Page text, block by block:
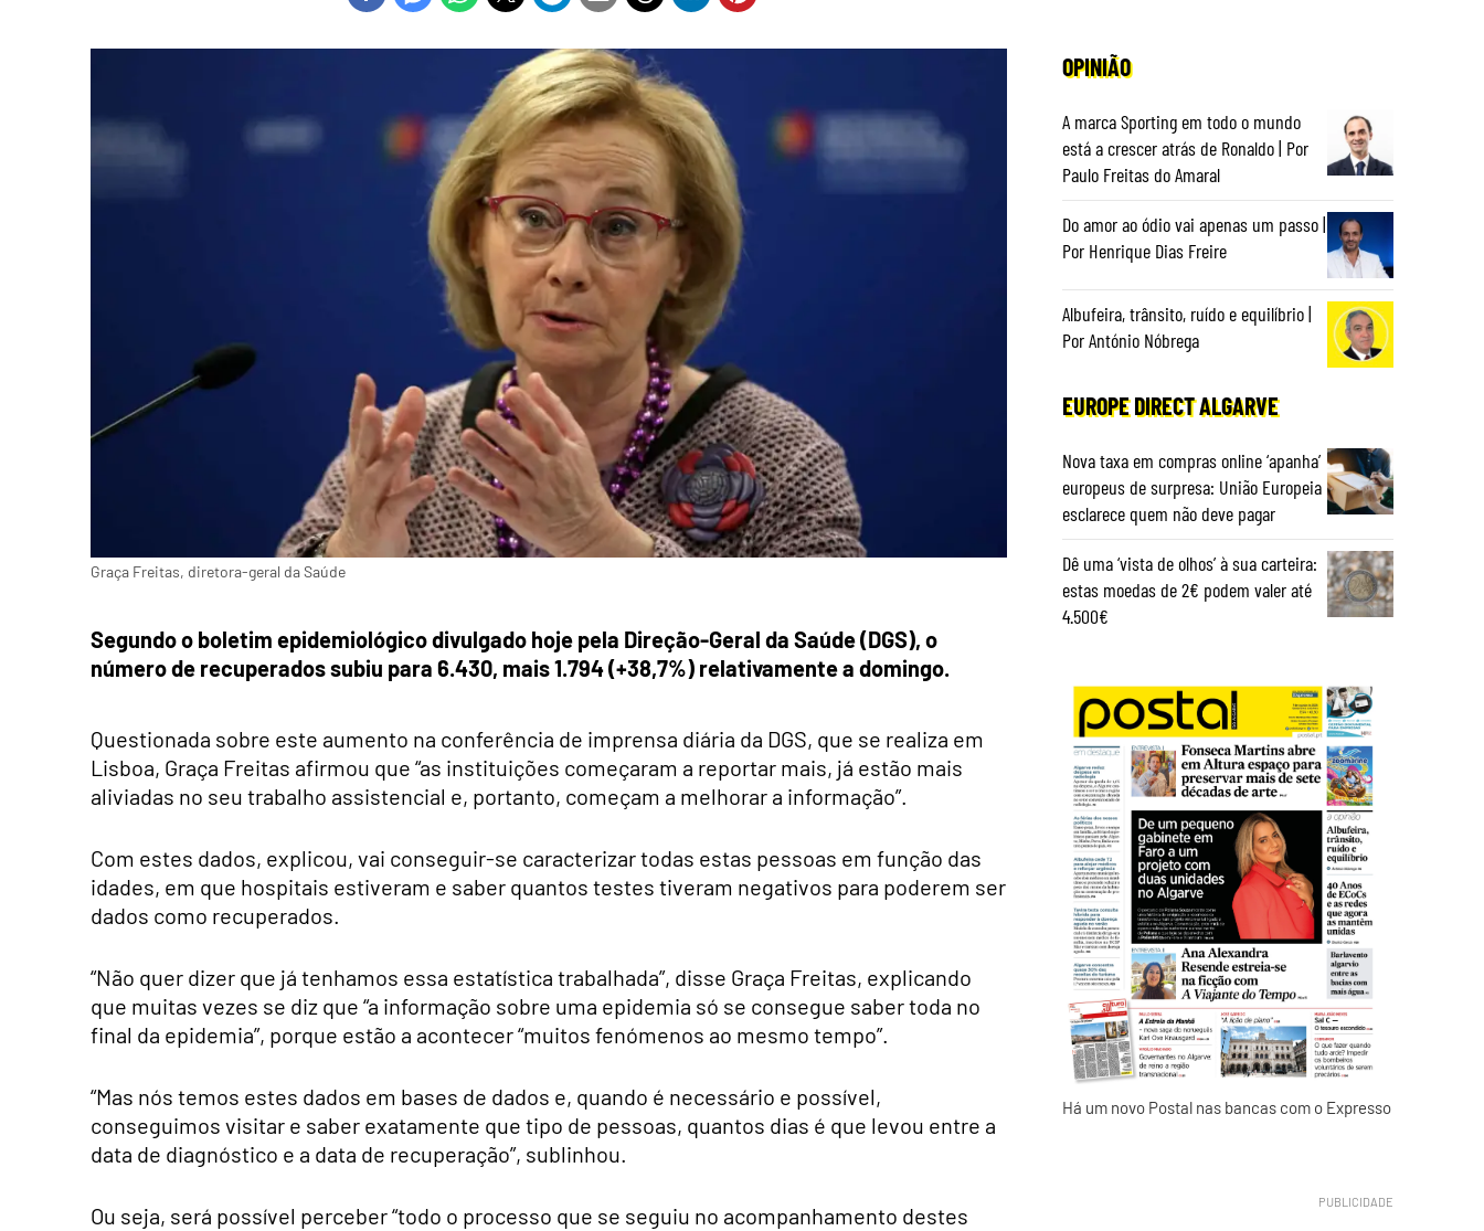
Graça Freitas, diretora-geral da Saúde
Segundo o boletim epidemiológico divulgado hoje pela Direção-Geral da Saúde (DGS), o
número de recuperados subiu para 6.430, mais 1.794 (+38,7%) relativamente a domingo.
Questionada sobre este aumento na conferência de imprensa diária da DGS, que se realiza em
Lisboa, Graça Freitas afirmou que “as instituições começaram a reportar mais, já estão mais
aliviadas no seu trabalho assistencial e, portanto, começam a melhorar a informação”.
Com estes dados, explicou, vai conseguir-se caracterizar todas estas pessoas em função das
idades, em que hospitais estiveram e saber quantos testes tiveram negativos para poderem ser
dados como recuperados.
“Não quer dizer que já tenhamos essa estatística trabalhada”, disse Graça Freitas, explicando
que muitas vezes se diz que “a informação sobre uma epidemia só se consegue saber toda no
final da epidemia”, porque estão a acontecer “muitos fenómenos ao mesmo tempo”.
“Mas nós temos estes dados em bases de dados e, quando é necessário e possível,
conseguimos visitar e saber exatamente que tipo de pessoas, quantos dias é que levou entre a
data de diagnóstico e a data de recuperação”, sublinhou.
Ou seja, será possível perceber “todo o processo que se seguiu no acompanhamento destes
OPINIÃO
A marca Sporting em todo o mundo
está a crescer atrás de Ronaldo | Por
Paulo Freitas do Amaral
Do amor ao ódio vai apenas um passo |
Por Henrique Dias Freire
Albufeira, trânsito, ruído e equilíbrio |
Por António Nóbrega
EUROPE DIRECT ALGARVE
Nova taxa em compras online ‘apanha’
europeus de surpresa: União Europeia
esclarece quem não deve pagar
Dê uma ‘vista de olhos’ à sua carteira:
estas moedas de 2€ podem valer até
4.500€
Há um novo Postal nas bancas com o Expresso